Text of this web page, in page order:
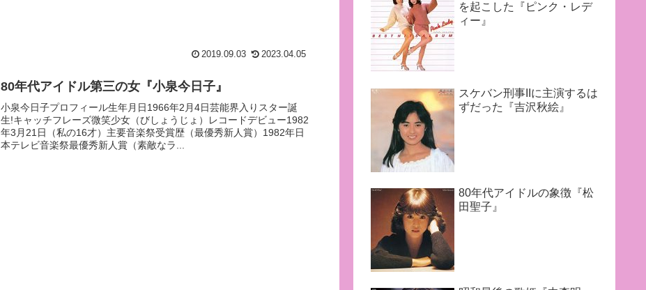
2019.09.03 2023.04.05
80年代アイドル第三の女『小泉今日子』
小泉今日子プロフィール生年月日1966年2月4日芸能界入りスター誕
生!キャッチフレーズ微笑少女（びしょうじょ）レコードデビュー1982
年3月21日（私の16才）主要音楽祭受賞歴（最優秀新人賞）1982年日
本テレビ音楽祭最優秀新人賞（素敵なラ...
を起こした『ピンク・レデ
ィー』
スケバン刑事IIに主演するは
ずだった『吉沢秋絵』
80年代アイドルの象徴『松
田聖子』